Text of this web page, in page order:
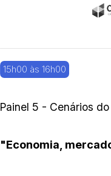
15h00 às 16h00
Painel 5 - Cenários
"Economia,